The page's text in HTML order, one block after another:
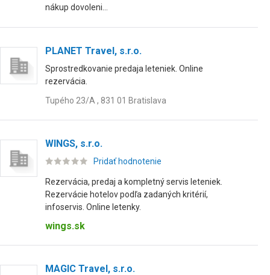
nákup dovoleni...
PLANET Travel, s.r.o.
Sprostredkovanie predaja leteniek. Online
rezervácia.
Tupého 23/A , 831 01 Bratislava
WINGS, s.r.o.
Pridať hodnotenie
Rezervácia, predaj a kompletný servis leteniek.
Rezervácie hotelov podľa zadaných kritérií,
infoservis. Online letenky.
wings.sk
MAGIC Travel, s.r.o.